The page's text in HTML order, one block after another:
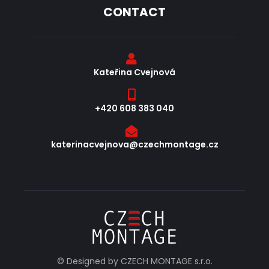
CONTACT
Kateřina Cvejnová
+420 608 383 040
katerinacvejnova@czechmontage.cz
© Designed by CZECH MONTAGE s.r.o.